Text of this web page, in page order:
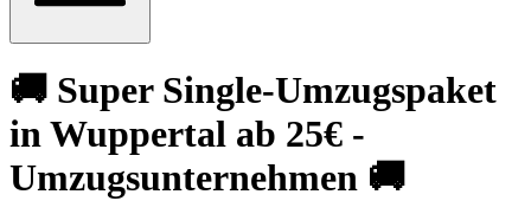
🚚 Super Single-Umzugspaket
in Wuppertal ab 25€ -
Umzugsunternehmen 🚚